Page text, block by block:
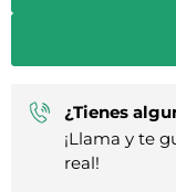
¿Tienes
¡Llama y te
real!